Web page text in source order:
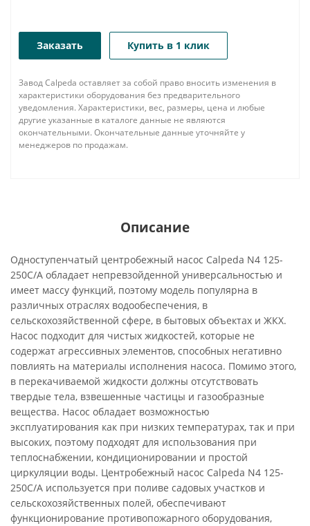
Заказать Купить в 1 клик
Завод Calpeda оставляет за собой право вносить изменения в
характеристики оборудования без предварительного
уведомления. Характеристики, вес, размеры, цена и любые
другие указанные в каталоге данные не являются
окончательными. Окончательные данные уточняйте у
менеджеров по продажам.
Описание
Одноступенчатый центробежный насос Calpeda N4 125-
250C/A обладает непревзойденной универсальностью и
имеет массу функций, поэтому модель популярна в
различных отраслях водообеспечения, в
сельскохозяйственной сфере, в бытовых объектах и ЖКХ.
Насос подходит для чистых жидкостей, которые не
содержат агрессивных элементов, способных негативно
повлиять на материалы исполнения насоса. Помимо этого,
в перекачиваемой жидкости должны отсутствовать
твердые тела, взвешенные частицы и газообразные
вещества. Насос обладает возможностью
эксплуатирования как при низких температурах, так и при
высоких, поэтому подходят для использования при
теплоснабжении, кондиционировании и простой
циркуляции воды. Центробежный насос Calpeda N4 125-
250C/A используется при поливе садовых участков и
сельскохозяйственных полей, обеспечивают
функционирование противопожарного оборудования,